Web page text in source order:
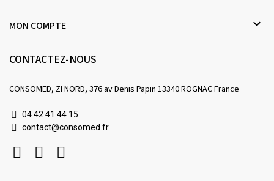
MON COMPTE 
CONTACTEZ-NOUS
CONSOMED, ZI NORD, 376 av Denis Papin 13340 ROGNAC France
04 42 41 44 15
contact@consomed.fr